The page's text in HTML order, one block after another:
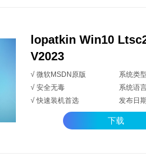
lopatkin Win10
V2023
√ 微软MSDN原版
系统类
√ 安全无毒
系统语
√ 快速装机首选
发布日
下载